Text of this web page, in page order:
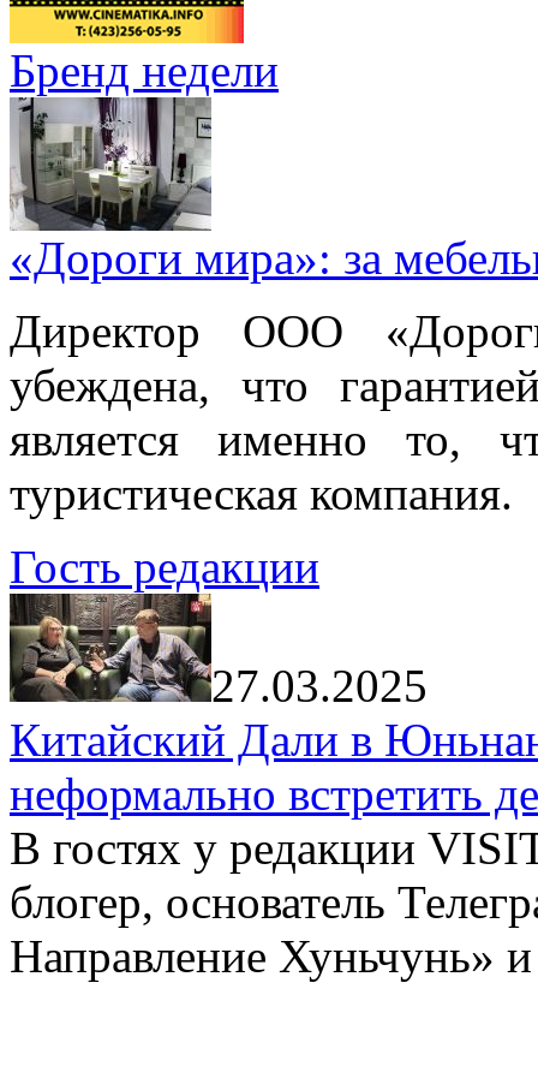
Бренд недели
«Дороги мира»: за
Директор ООО
убеждена, что
является именно то,
туристическая компания.
Гость редакции
27.03.2025
Китайский Дали в
неформально встретить
В гостях у редакции
блогер, основатель
Направление Хуньчунь»